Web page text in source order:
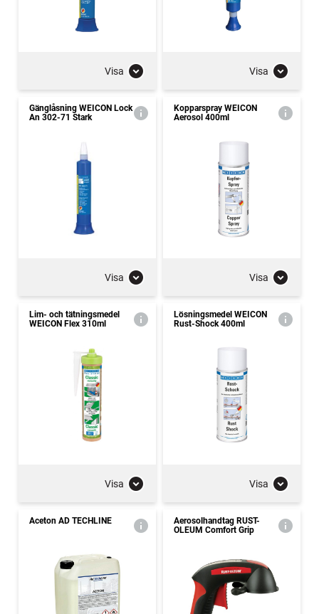
Visa Visa
Gänglåsning WEICON Lock
An 302-71 Stark
Visa
Kopparspray WEICON
Aerosol 400ml
Visa
Lim- och tätningsmedel
WEICON Flex 310ml
Visa
Lösningsmedel WEICON
Rust-Shock 400ml
Visa
Aceton AD TECHLINE
Aerosolhandtag RUST-
OLEUM Comfort Grip